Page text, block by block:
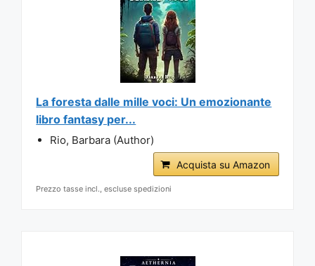
La foresta dalle mille voci: Un emozionante
libro fantasy per...
Rio, Barbara (Author)
Acquista su Amazon
Prezzo tasse incl., escluse spedizioni